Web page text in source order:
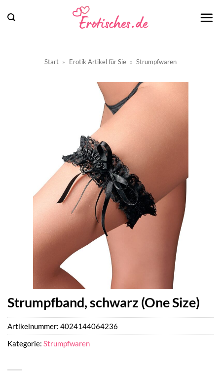
Inhalt
Start » Erotik Artikel für Sie » Strumpfwaren
Strumpfband, schwarz (One Size)
Artikelnummer: 4024144064236
Kategorie: Strumpfwaren